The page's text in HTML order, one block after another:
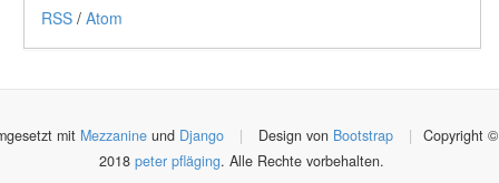
RSS / Atom
mit Mezzanineund Django | Design von Bootstrap |
Copyright ©
2018 peter pfläging. Alle Rechte vorbehalten.